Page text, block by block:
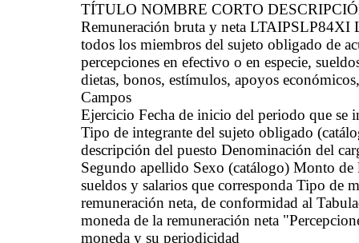
TÍTULO NOMBRE CORTO
Remuneración bruta y neta LTAIPSLP84XI
todos los miembros del sujeto obligado de
percepciones en efectivo o en especie,
dietas, bonos, estímulos, apoyos
Campos
Ejercicio Fecha de inicio del periodo que se
Tipo de integrante del sujeto obligado
descripción del puesto Denominación del
Segundo apellido Sexo (catálogo) Monto
sueldos y salarios que corresponda Tipo de
remuneración neta, de conformidad al
moneda de la remuneración neta
moneda y su periodicidad